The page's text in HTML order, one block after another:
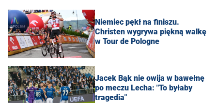
Niemiec pękł na finiszu.
Christen wygrywa piękną walkę
w Tour de Pologne
Jacek Bąk nie owija w bawełnę
po meczu Lecha: "To byłaby
tragedia"